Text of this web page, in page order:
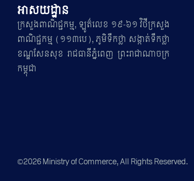
អាសយដ្ឋាន
ក្រសួងពាណិជ្ជកម្ម, ឡូត៌លេខ ១៩-៦១ វិថីក្រសួង
ពាណិជ្ជកម្ម (១១៣បេ), ភូមិទឹកថ្លា សង្កាត់ទឹកថ្លា
ខណ្ឌសែនសុខ រាជធានីភ្នំពេញ ព្រះរាជាណាចក្រ
កម្ពុជា
©2026 Ministry of Commerce, All Rights Reserved.